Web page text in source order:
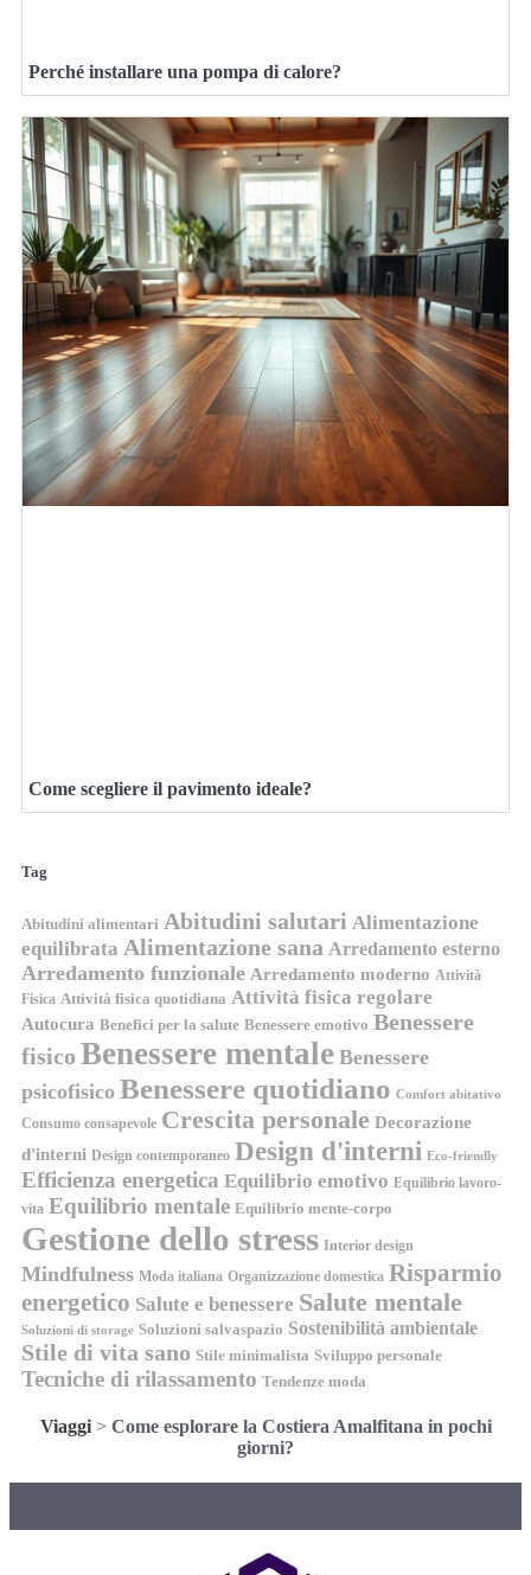
Perché installare una pompa di calore?
Come scegliere il pavimento ideale?
Tag
Abitudini alimentari Abitudini salutari Alimentazione
equilibrata Alimentazione sana Arredamento esterno
Arredamento funzionale Arredamento moderno Attività
Fisica Attività fisica quotidiana Attività fisica regolare
Autocura Benefici per la salute Benessere emotivo Benessere
fisico Benessere mentale Benessere
psicofisico Benessere quotidiano Comfort abitativo
Consumo consapevole Crescita personale Decorazione
d'interni Design contemporaneo Design d'interni Eco-friendly
Efficienza energetica Equilibrio emotivo Equilibrio lavoro-
vita Equilibrio mentale Equilibrio mente-corpo
Gestione dello stress Interior design
Mindfulness Moda italiana Organizzazione domestica Risparmio
energetico Salute e benessere Salute mentale
Soluzioni di storage Soluzioni salvaspazio Sostenibilità ambientale
Stile di vita sano Stile minimalista Sviluppo personale
Tecniche di rilassamento Tendenze moda
Viaggi> Come esplorare la Costiera Amalfitana in pochi
giorni?